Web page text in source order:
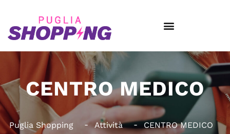
CENTRO MEDICO
Puglia Shopping Attività CENTRO MEDICO